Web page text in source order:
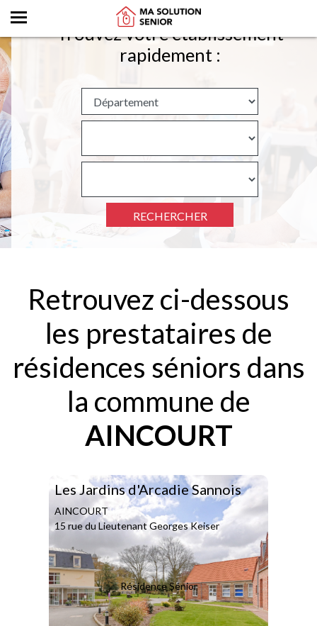
Trouvez votre établissement
rapidement :
RECHERCHER
Retrouvez ci-dessous
les prestataires de
résidences séniors dans
la commune de
AINCOURT
Les Jardins d'Arcadie Sannois
AINCOURT
15 rue du Lieutenant Georges Keiser
Résidence Sénior